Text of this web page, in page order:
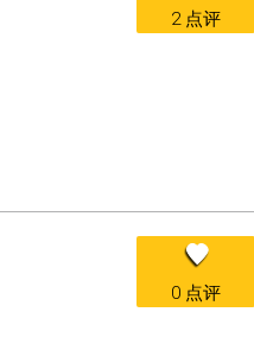
2 点评
0 点评